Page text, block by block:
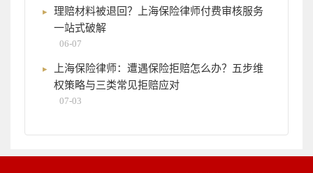
理赔材料被退回？上海保险律师付费审核服务
一站式破解
06-07
上海保险律师：遭遇保险拒赔怎么办？五步维
权策略与三类常见拒赔应对
07-03